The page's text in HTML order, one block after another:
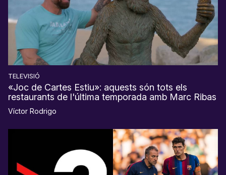
TELEVISIÓ
«Joc de Cartes Estiu»: aquests són tots els
restaurants de l'última temporada amb Marc Ribas
Víctor Rodrigo